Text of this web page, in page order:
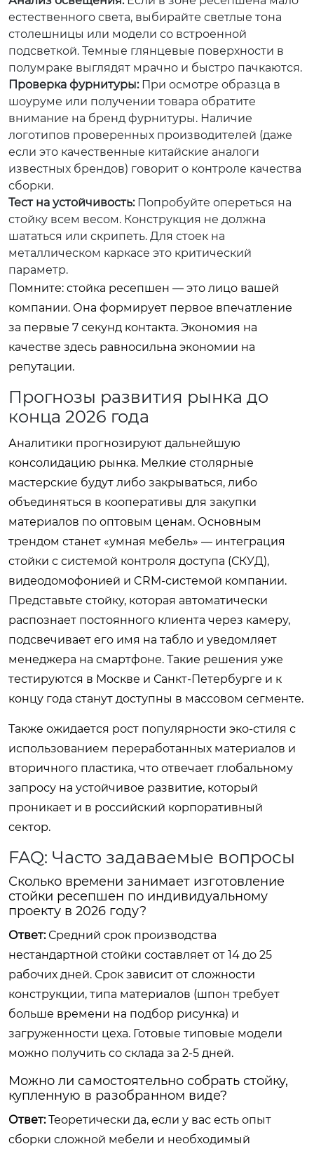
естественного света, выбирайте светлые тона
столешницы или модели со встроенной
подсветкой. Темные глянцевые поверхности в
полумраке выглядят мрачно и быстро пачкаются.
Проверка фурнитуры:При осмотре образца в
шоуруме или получении товара обратите
внимание на бренд фурнитуры. Наличие
логотипов проверенных производителей (даже
если это качественные китайские аналоги
известных брендов) говорит о контроле качества
сборки.
Тест на устойчивость:Попробуйте опереться на
стойку всем весом. Конструкция не должна
шататься или скрипеть. Для стоек на
металлическом каркасе это критический
параметр.
Помните: стойка ресепшен — это лицо вашей
компании. Она формирует первое впечатление
за первые 7 секунд контакта. Экономия на
качестве здесь равносильна экономии на
репутации.
Прогнозы развития рынка до
конца 2026 года
Аналитики прогнозируют дальнейшую
консолидацию рынка. Мелкие столярные
мастерские будут либо закрываться, либо
объединяться в кооперативы для закупки
материалов по оптовым ценам. Основным
трендом станет «умная мебель» — интеграция
стойки с системой контроля доступа (СКУД),
видеодомофонией и CRM-системой компании.
Представьте стойку, которая автоматически
распознает постоянного клиента через камеру,
подсвечивает его имя на табло и уведомляет
менеджера на смартфоне. Такие решения уже
тестируются в Москве и Санкт-Петербурге и к
концу года станут доступны в массовом сегменте.
Также ожидается рост популярности эко-стиля с
использованием переработанных материалов и
вторичного пластика, что отвечает глобальному
запросу на устойчивое развитие, который
проникает и в российский корпоративный
сектор.
FAQ: Часто задаваемые вопросы
Сколько времени занимает изготовление
стойки ресепшен по индивидуальному
проекту в 2026 году?
Ответ:Средний срок производства
нестандартной стойки составляет от 14 до 25
рабочих дней. Срок зависит от сложности
конструкции, типа материалов (шпон требует
больше времени на подбор рисунка) и
загруженности цеха. Готовые типовые модели
можно получить со склада за 2-5 дней.
Можно ли самостоятельно собрать стойку,
купленную в разобранном виде?
Ответ:Теоретически да, если у вас есть опыт
сборки сложной мебели и необходимый